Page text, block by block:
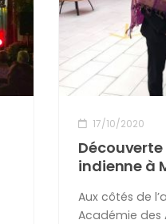
17/10/2020
indienne à
Aux côtés de
Académie des